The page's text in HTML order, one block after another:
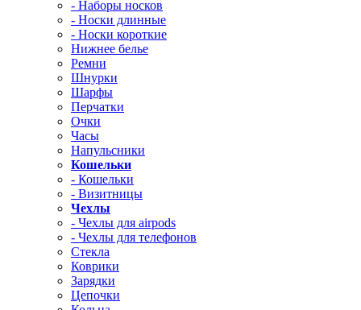
- Наборы носков
- Носки длинные
- Носки короткие
Нижнее белье
Ремни
Шнурки
Шарфы
Перчатки
Очки
Часы
Напульсники
Кошельки
- Кошельки
- Визитницы
Чехлы
- Чехлы для airpods
- Чехлы для телефонов
Стекла
Коврики
Зарядки
Цепочки